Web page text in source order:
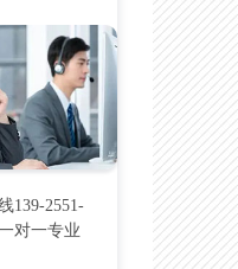
139-2551-
对一专业